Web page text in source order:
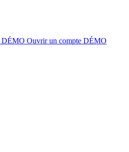
DÉMO Ouvrir un compte DÉMO